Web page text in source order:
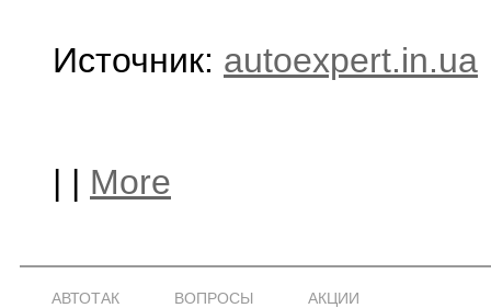
Источник: autoexpert.in.ua
| | More
АВТОТАК ВОПРОСЫ АКЦИИ